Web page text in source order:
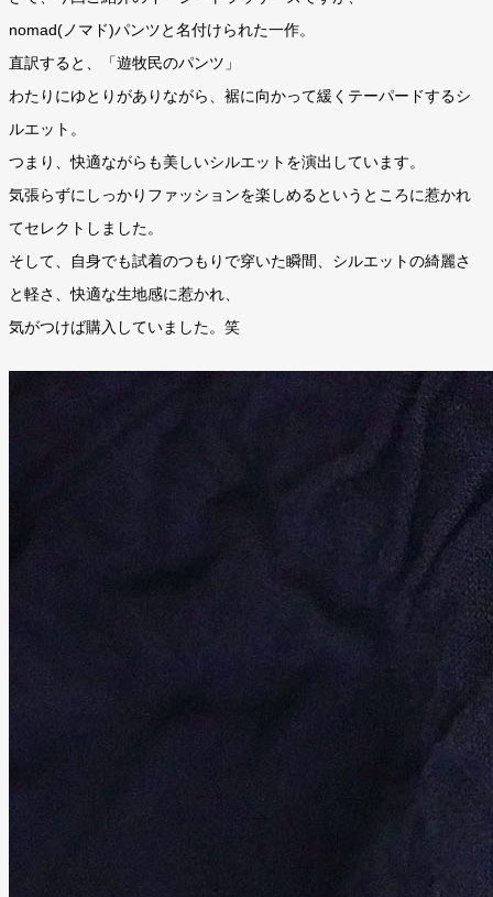
nomad(ノマド)パンツと名付けられた一作。
直訳すると、「遊牧民のパンツ」
わたりにゆとりがありながら、裾に向かって緩くテーパードするシ
ルエット。
つまり、快適ながらも美しいシルエットを演出しています。
気張らずにしっかりファッションを楽しめるというところに惹かれ
てセレクトしました。
そして、自身でも試着のつもりで穿いた瞬間、シルエットの綺麗さ
と軽さ、快適な生地感に惹かれ、
気がつけば購入していました。笑